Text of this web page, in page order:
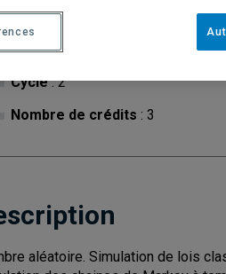
Cycle: 2
Nombre de crédits : 3
aléatoire. Simulation de lois